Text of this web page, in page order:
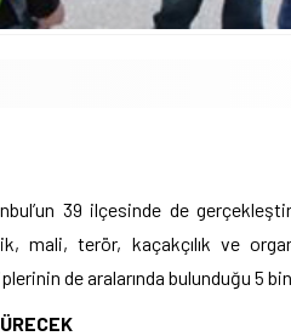
39 ilçesinde de
mali, terör, kaçakçılık ve
de aralarında bulunduğu 5 bin